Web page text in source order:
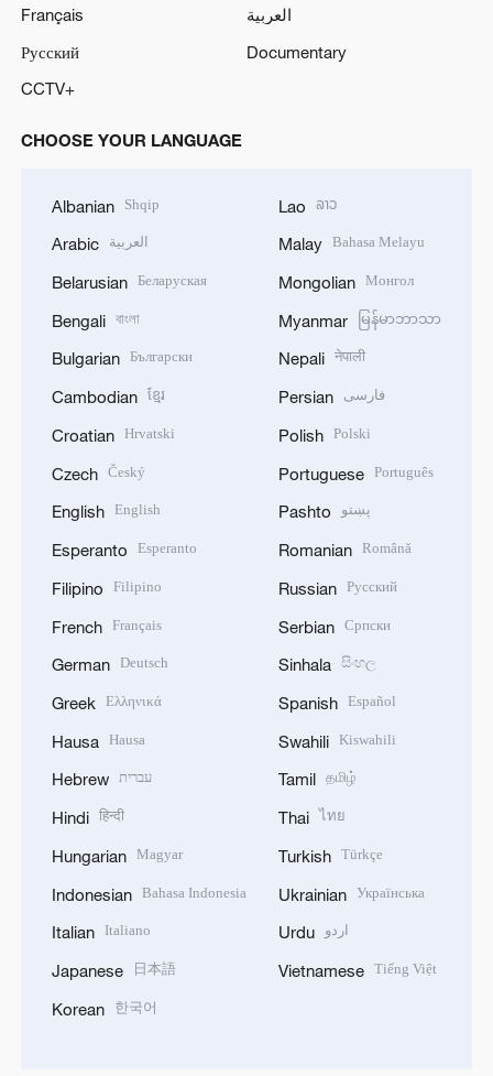
Français
العربية
Русский
Documentary
CCTV+
CHOOSE YOUR LANGUAGE
Albanian Shqip
Arabic العربية
Belarusian Беларуская
Bengali বাংলা
Bulgarian Български
Cambodian ខ្មែរ
Croatian Hrvatski
Czech Český
English English
Esperanto Esperanto
Filipino Filipino
French Français
German Deutsch
Greek Ελληνικά
Hausa Hausa
Hebrew עברית
Hindi हिन्दी
Hungarian Magyar
Indonesian Bahasa Indonesia
Italian Italiano
Japanese 日本語
Korean 한국어
Lao ລາວ
Malay Bahasa Melayu
Mongolian Монгол
Myanmar မြန်မာဘာသာ
Nepali नेपाली
Persian فارسی
Polish Polski
Portuguese Português
Pashto پښتو
Romanian Română
Russian Русский
Serbian Српски
Sinhala සිංහල
Spanish Español
Swahili Kiswahili
Tamil தமிழ்
Thai ไทย
Turkish Türkçe
Ukrainian Українська
Urdu اردو
Vietnamese Tiếng Việt